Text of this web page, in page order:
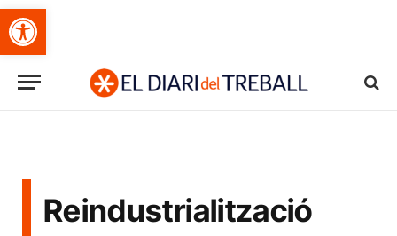
Obre la barra d'eines
Reindustrialització